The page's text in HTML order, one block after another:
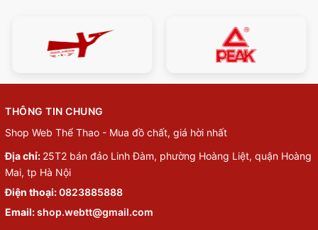
THÔNG TIN CHUNG
Shop Web Thể Thao - Mua đồ chất, giá hời nhất
Địa chỉ: 25T2 bán đảo Linh Đàm, phường Hoàng Liệt, quận Hoàng
Mai, tp Hà Nội
Điện thoại:0823885888
Email:shop.webtt@gmail.com